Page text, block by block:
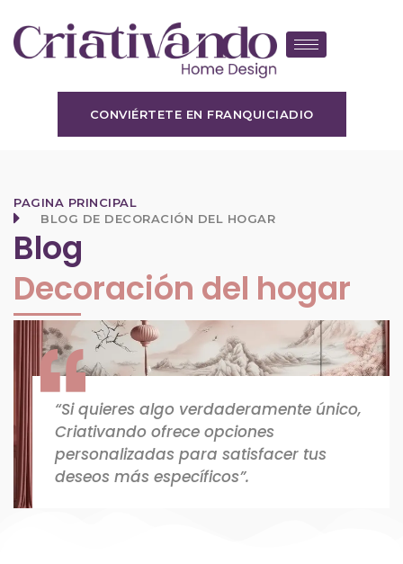
CONVIÉRTETE EN FRANQUICIADIO
PAGINA PRINCIPAL
BLOG DE DECORACIÓN DEL HOGAR
Blog
Decoración del hogar
“Si quieres algo verdaderamente único,
Criativando ofrece opciones
personalizadas para satisfacer tus
deseos más específicos”.